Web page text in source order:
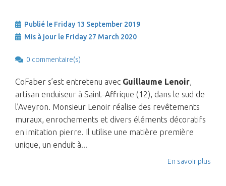
Publié le Friday 13 September 2019
Mis à jour le Friday 27 March 2020
0 commentaire(s)
CoFaber s’est entretenu avec Guillaume Lenoir,
artisan enduiseur à Saint-Affrique (12), dans le sud de
l’Aveyron. Monsieur Lenoir réalise des revêtements
muraux, enrochements et divers éléments décoratifs
en imitation pierre. Il utilise une matière première
unique, un enduit à...
En savoir plus